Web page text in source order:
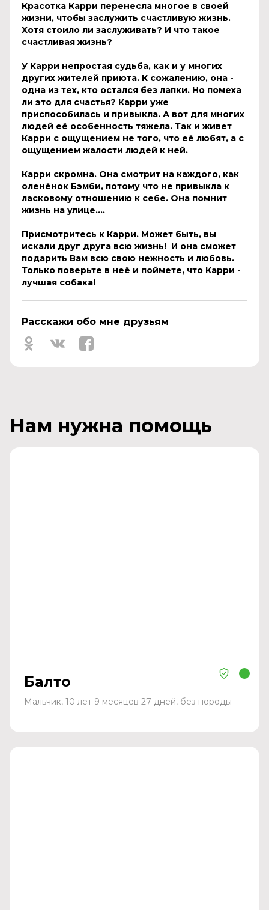
Красотка Карри перенесла многое в своей
жизни, чтобы заслужить счастливую жизнь.
Хотя стоило ли заслуживать? И что такое
счастливая жизнь?
У Карри непростая судьба, как и у многих
других жителей приюта. К сожалению, она -
одна из тех, кто остался без лапки. Но помеха
ли это для счастья? Карри уже
приспособилась и привыкла. А вот для многих
людей её особенность тяжела. Так и живет
Карри с ощущением не того, что её любят, а с
ощущением жалости людей к ней.
Карри скромна. Она смотрит на каждого, как
оленёнок Бэмби, потому что не привыкла к
ласковому отношению к себе. Она помнит
жизнь на улице....
Присмотритесь к Карри. Может быть, вы
искали друг друга всю жизнь! И она сможет
подарить Вам всю свою нежность и любовь.
Только поверьте в неё и поймете, что Карри -
лучшая собака!
Расскажи обо мне друзьям
Нам нужна помощь
Балто
Мальчик, 10 лет 9 месяцев 27 дней, без породы